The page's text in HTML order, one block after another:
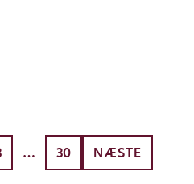
… 30 NÆSTE